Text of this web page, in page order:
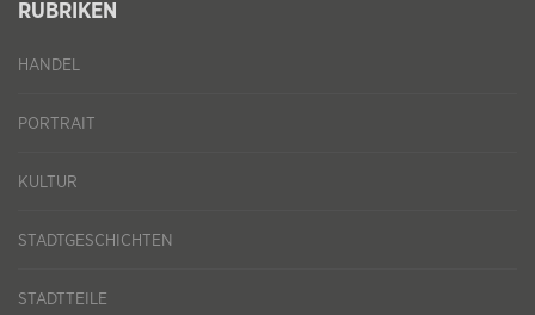
RUBRIKEN
HANDEL
PORTRAIT
KULTUR
STADTGESCHICHTEN
STADTTEILE